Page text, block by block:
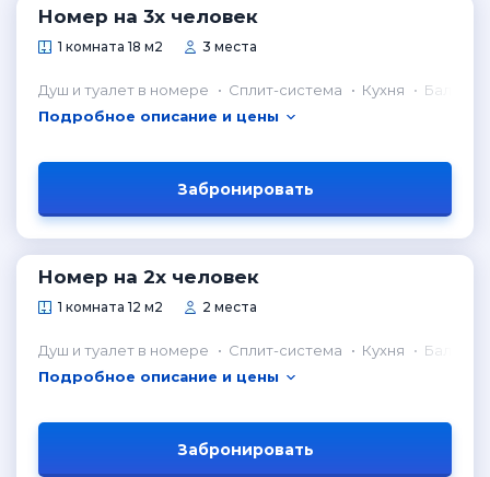
Номер на 3х человек
1 комната 18 м2 3 места
Душ и туалет в номере Сплит-система Кухня
Балкон
Подробное описание и цены
Забронировать
Номер на 2х человек
1 комната 12 м2 2 места
Душ и туалет в номере Сплит-система Кухня
Балкон
Подробное описание и цены
Забронировать